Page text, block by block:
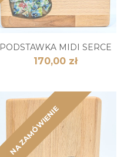
PODSTAWKA MIDI SERCE
170,00 zł
NA ZAMÓWIENIE